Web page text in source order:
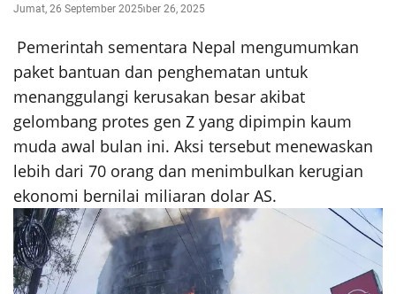
Jumat, 26 September 2025September 26, 2025
Pemerintah sementara Nepal mengumumkan
paket bantuan dan penghematan untuk
menanggulangi kerusakan besar akibat
gelombang protes gen Z yang dipimpin kaum
muda awal bulan ini. Aksi tersebut menewaskan
lebih dari 70 orang dan menimbulkan kerugian
ekonomi bernilai miliaran dolar AS.